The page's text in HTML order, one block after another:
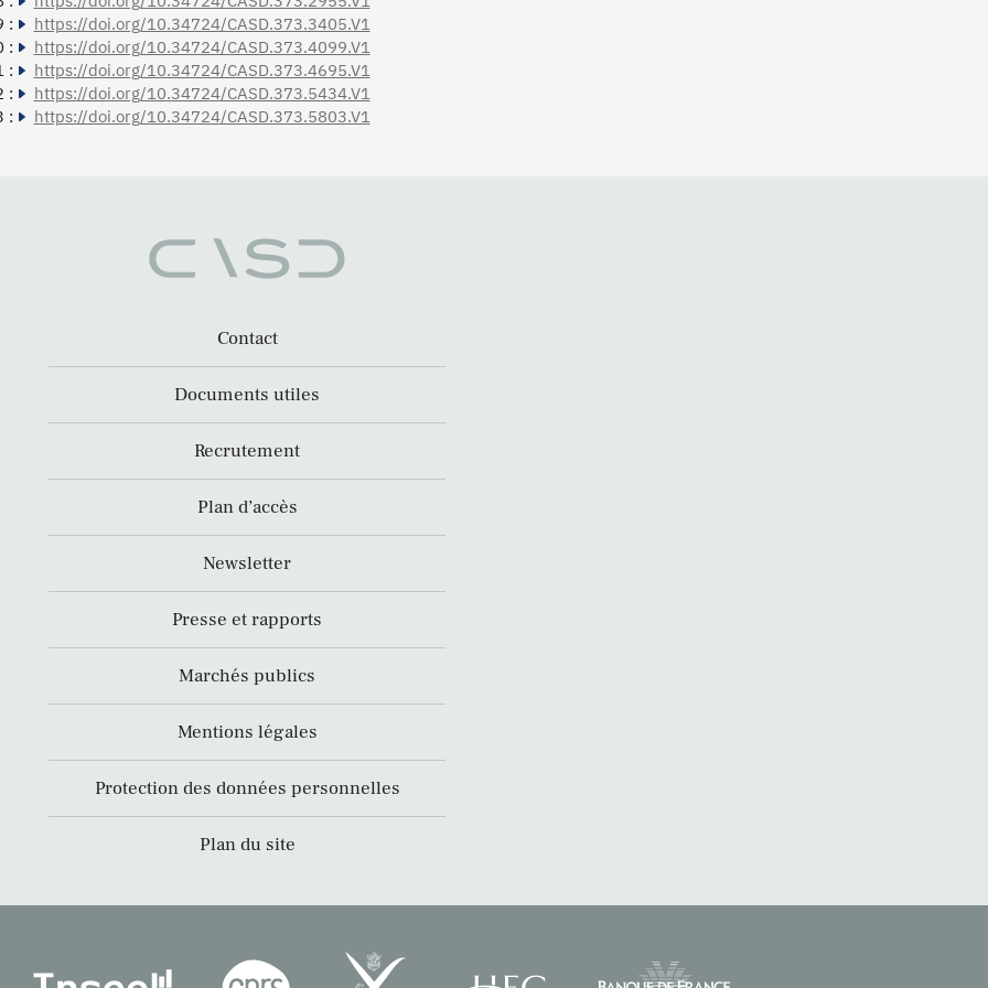
:
https://doi.org/10.34724/CASD.373.3405.V1
:
https://doi.org/10.34724/CASD.373.4099.V1
:
https://doi.org/10.34724/CASD.373.4695.V1
:
https://doi.org/10.34724/CASD.373.5434.V1
:
https://doi.org/10.34724/CASD.373.5803.V1
Contact
Documents utiles
Recrutement
Plan d’accès
Newsletter
Presse et rapports
Marchés publics
Mentions légales
Protection des données personnelles
Plan du site